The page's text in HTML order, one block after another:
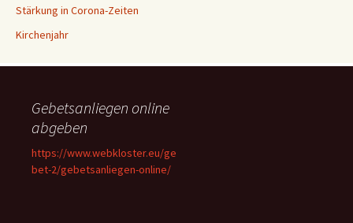
Stärkung in Corona-Zeiten
Kirchenjahr
Gebetsanliegen online
abgeben
https://www.webkloster.eu/ge
bet-2/gebetsanliegen-online/